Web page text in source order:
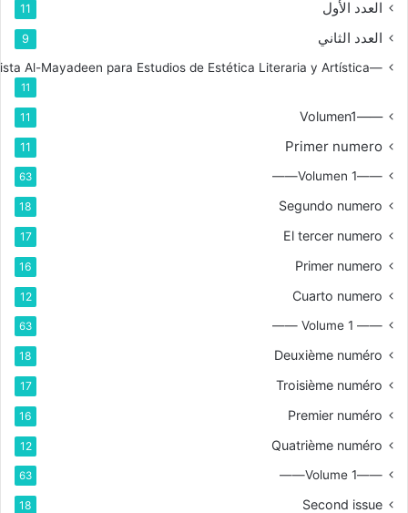
العدد الأول 11
العدد الثاني 9
—Rama de la Revista Al-Mayadeen para Estudios de Estética Literaria y Artística
11
——Volumen1
11
Primer numero
11
——Volumen 1——
63
Segundo numero
18
El tercer numero
17
Primer numero
16
Cuarto numero
12
—— Volume 1 ——
63
Deuxième numéro
18
Troisième numéro
17
Premier numéro
16
Quatrième numéro
12
——Volume 1——
63
Second issue
18